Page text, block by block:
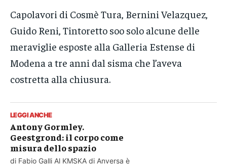
Capolavori di Cosmè Tura, Bernini Velazquez,
Guido Reni, Tintoretto soo solo alcune delle
meraviglie esposte alla Galleria Estense di
Modena a tre anni dal sisma che l’aveva
costretta alla chiusura.
LEGGI ANCHE
Antony Gormley.
Geestgrond: il corpo come
misura dello spazio
di Fabio Galli Al KMSKA di Anversa è